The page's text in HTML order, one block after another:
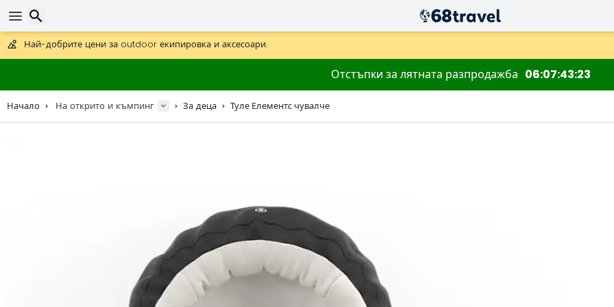
Предлага се и DHL Express за една нощ.
30 дни за връщане, 90 дни за дървени карти и декорации.
Най-добрите цени за outdoor екипировка и аксесоари.
Отстъпки за лятната разпродажба 06074323
Начало На открито и къмпинг За деца Туле Елементс чувалче